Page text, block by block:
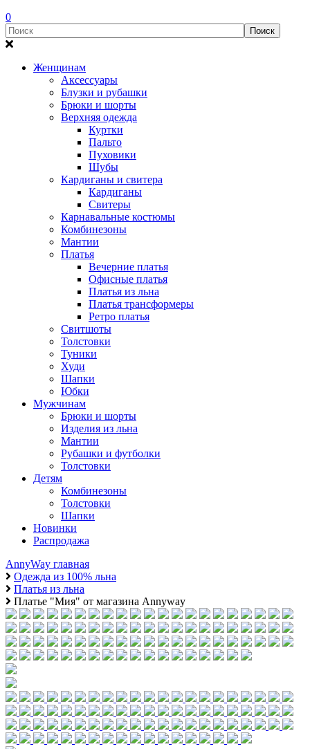
0
Женщинам
Аксессуары
Блузки и рубашки
Брюки и шорты
Верхняя одежда
Куртки
Пальто
Пуховики
Шубы
Кардиганы и свитера
Кардиганы
Свитеры
Карнавальные костюмы
Комбинезоны
Мантии
Платья
Вечерние платья
Офисные платья
Платья из льна
Платья трансформеры
Ретро платья
Свитшоты
Толстовки
Туники
Худи
Шапки
Юбки
Мужчинам
Брюки и шорты
Изделия из льна
Мантии
Рубашки и футболки
Толстовки
Детям
Комбинезоны
Толстовки
Шапки
Новинки
Распродажа
AnnyWay главная
Одежда из 100% льна
Платья из льна
Платье "Мия" от магазина Annyway